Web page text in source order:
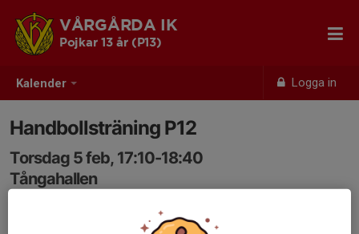
Kalender Logga in
VÅRGÅRDA IK
Pojkar 13 år (P13)
Handbollsträning P12
Torsdag 5 feb, 17:10-18:40
Tångahallen